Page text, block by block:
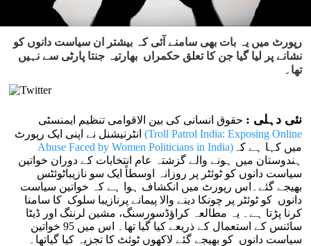
رپورٹ میں یہ بات بھی سامنے آئی کہ بیشتر ان سیاست دانوں کو
نشانے پر لیا گیا جن کا تعلق حکمراں بھارتیہ جنتا پارٹی سے نہیں
تھا۔
نئی دہلی : حقوق انسانی کی بین الاقوامی تنظیم ایمنسٹی
انٹرنیشنل نے اپنی ایک رپورٹ (Troll Patrol India: Exposing Online
Abuse Faced by Women Politicians in India)میں کہا ہے کہ
ہندوستان میں ہونے والے گزشتہ عام انتخابات کے دوران خواتین
سیاست دانوں کو ٹوئٹر پر روزانہ اوسطاً ایک سو نازیباٹوئٹس
بھیجے گئے۔اس رپورٹ میں انکشاف ہوا ہے کہ خواتین سیاست
دانوں کو ٹوئٹر پر چونکا دینے والا پیمانے پرنازیبا سلوک کا سامنا
کرنا پڑتا ہے۔ یہ مطالعہ کراؤڈسورسنگ، مشین لرننگ اور ڈیٹا
سائنس کے استعمال کے ذریعے کیا گیا تھا۔ اس میں 95 خواتین
سیاست دانوں کو بھیجے گئے لاکھوں ٹوئٹ کا تجزیہ کیا گیاتھا۔